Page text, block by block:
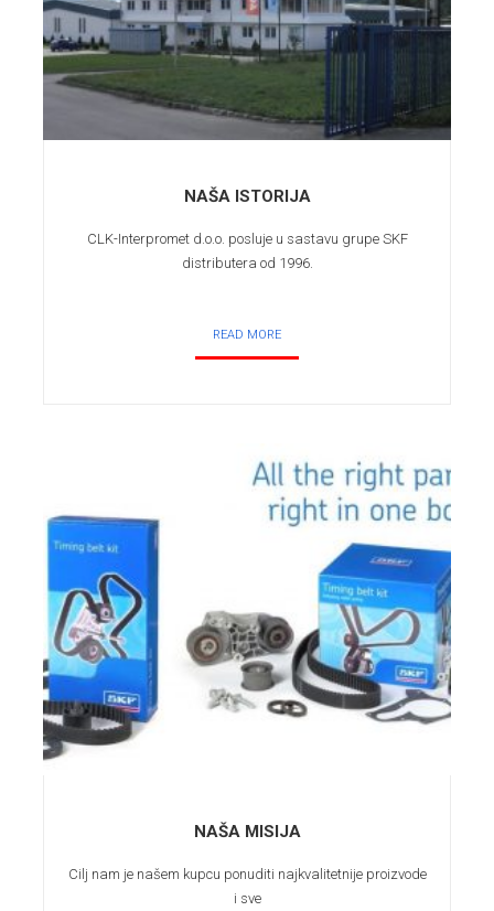
NAŠA ISTORIJA
CLK-Interpromet d.o.o. posluje u sastavu grupe SKF
distributera od 1996.
READ MORE
NAŠA MISIJA
Cilj nam je našem kupcu ponuditi najkvalitetnije proizvode
i sve